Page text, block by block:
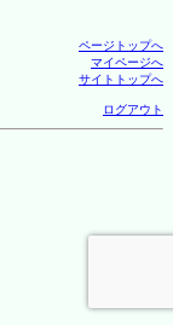
ページトップへ
マイページへ
サイトトップへ
ログアウト